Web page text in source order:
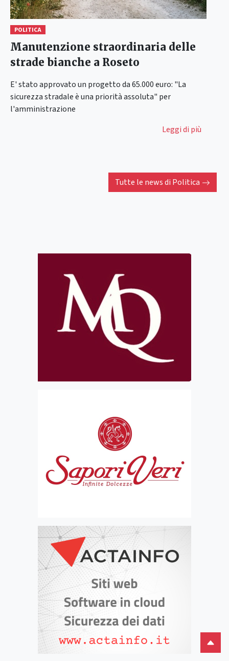
POLITICA
Manutenzione straordinaria delle
strade bianche a Roseto
E' stato approvato un progetto da 65.000 euro: "La
sicurezza stradale è una priorità assoluta" per
l'amministrazione
Leggi di più
Tutte le news di Politica